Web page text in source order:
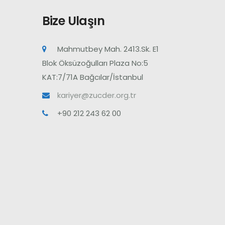
Bize Ulaşın
Mahmutbey Mah. 2413.Sk. E1
Blok Öksüzoğulları Plaza No:5
KAT:7/71A Bağcılar/İstanbul
kariyer@zucder.org.tr
+90 212 243 62 00